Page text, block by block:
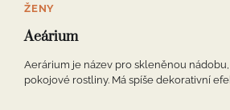
ŽENY
Aeárium
Aerárium je název pro skleněnou
pokojové rostliny. Má spíše dekorativní